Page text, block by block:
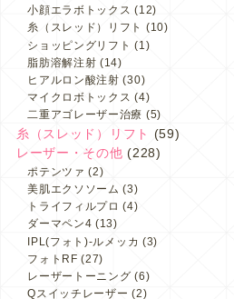
小顔エラボトックス (12)
糸（スレッド）リフト (10)
ショッピングリフト (1)
脂肪溶解注射 (14)
ヒアルロン酸注射 (30)
マイクロボトックス (4)
二重アゴレーザー治療 (5)
糸（スレッド）リフト
(59)
レーザー・その他 (228)
ポテンツァ (2)
美肌エクソソーム (3)
トライフィルプロ (4)
ダーマペン4 (13)
IPL(フォト)-ルメッカ (3)
フォトRF (27)
レーザートーニング (6)
Qスイッチレーザー (2)